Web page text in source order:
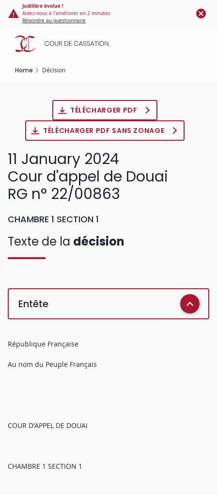
Cookies management panel
content
Judilibre évolue !
Aidez-nous à l'améliorer en 2 minutes
Répondre au questionnaire
Home Décision
TÉLÉCHARGER PDF
TÉLÉCHARGER PDF SANS ZONAGE
11 January 2024
Cour d'appel de Douai
RG n° 22/00863
CHAMBRE 1 SECTION 1
Texte de la décision
Entête
République Française
Au nom du Peuple Français
COUR D'APPEL DE DOUAI
CHAMBRE 1 SECTION 1